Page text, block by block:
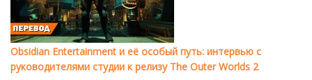
Obsidian Entertainment и её особый путь: интервью с
руководителями студии к релизу The Outer Worlds 2